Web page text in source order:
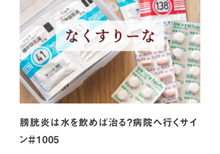
膀胱炎は水を飲めば治る？病院へ行くサイ
ン＃1005